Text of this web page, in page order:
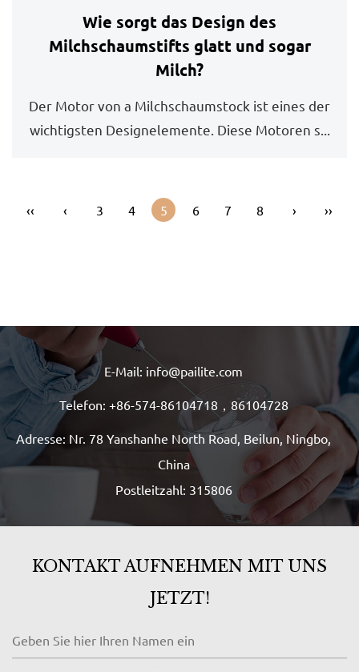
Wie sorgt das Design des
Milchschaumstifts glatt und sogar
Milch?
Der Motor von a Milchschaumstock ist eines der
wichtigsten Designelemente. Diese Motoren s...
‹‹ ‹ 3 4 5 6 7 8 › ››
KONTAKT AUFNEHMEN MIT UNS
JETZT!
E-Mail: info@pailite.com
Telefon: +86-574-86104718，86104728
Adresse: Nr. 78 Yanshanhe North Road, Beilun, Ningbo,
China
Postleitzahl: 315806